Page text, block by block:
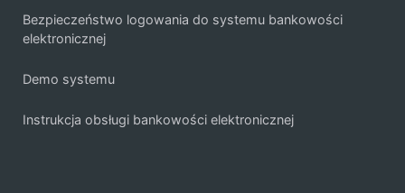
Bezpieczeństwo logowania do systemu bankowości
elektronicznej
Demo systemu
Instrukcja obsługi bankowości elektronicznej